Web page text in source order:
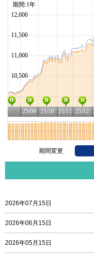
期間変更
2026年07月15日
2026年06月15日
2026年05月15日